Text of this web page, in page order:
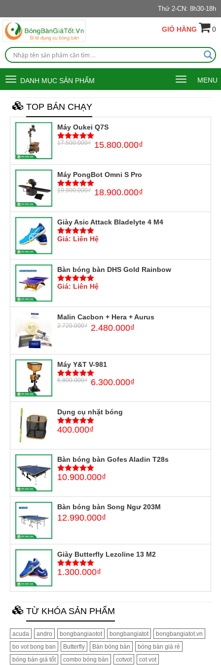
Thứ 2-CN: 8h30-18h
GIỎ HÀNG 0
Toggle
navigation
DANH MỤC SẢN PHẨM
Toggle
navigation
MENU
TOP BÁN CHẠY
Máy Oukei Q7S
5 trên 5
17.500.000₫ 15.800.000₫
Máy PongBot Omni S Pro
5trên 5
19.900.000₫ 18.900.000₫
Giày Asic Attack Bladelyte 4 M4
5trên 5
Giá: Liên Hệ
Bàn bóng bàn DHS Gold Rainbow
5trên 5
Giá: Liên Hệ
Malin Cacbon + Hera + Aurus
2.720.000₫ 2.480.000₫
Máy Y&T V-981
5trên 5
6.800.000₫ 6.300.000₫
Dụng cụ nhặt bóng
5trên 5
400.000₫
Bàn bóng bàn Gofes Aladin T28s
5trên 5
10.900.000₫
Bàn bóng bàn Song Ngư 203M
12.990.000₫
Giày Butterfly Lezoline 13 M2
5trên 5
1.300.000₫
TỪ KHÓA SẢN PHẨM
acuda andro bongbangiaotot bongbangiatot
bongbangiatot.vn
bo vot bong ban
Butterfly Bàn bóng bàn
bóng bàn giá rẻ
bóng bàn giá tốt
combo bóng bàn cotvot
cot vot